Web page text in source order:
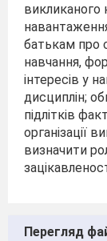
викликаного
батькам про
навчання,
інтересів у
дисциплін;
підлітків
організації
визначити
Перегляд